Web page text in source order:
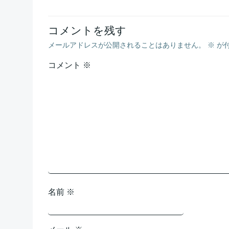
ビ
ゲ
ン
コメントを残す
メールアドレスが公開されることはありません。 ※ が
コメント ※
名前 ※